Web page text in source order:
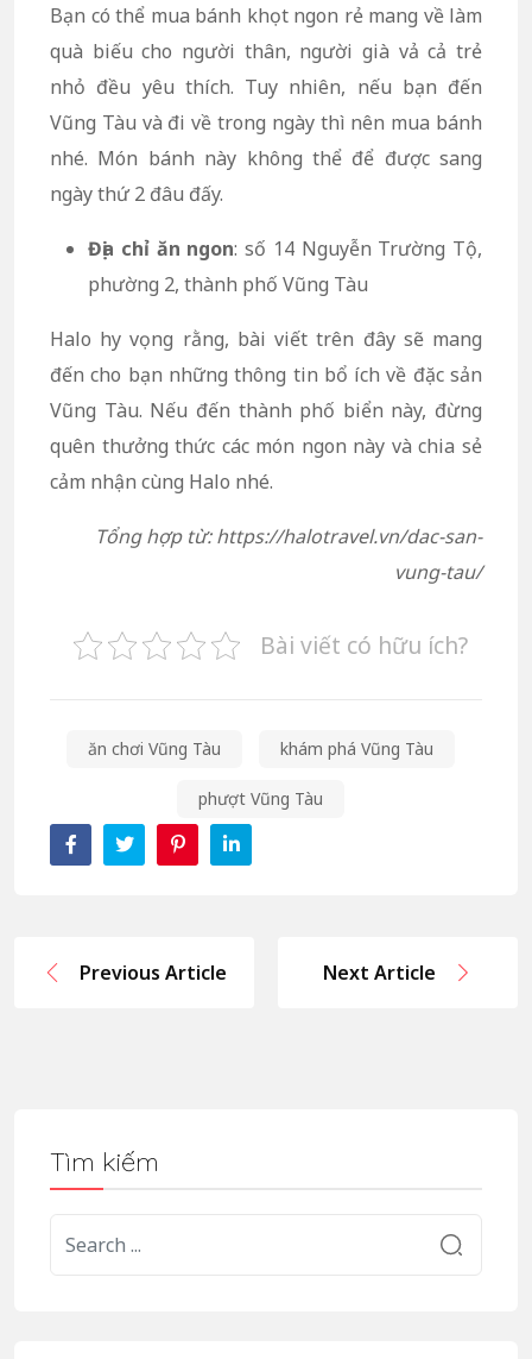
Bạn có thể mua bánh khọt ngon rẻ mang về làm
quà biếu cho người thân, người già vả cả trẻ
nhỏ đều yêu thích. Tuy nhiên, nếu bạn đến
Vũng Tàu và đi về trong ngày thì nên mua bánh
nhé. Món bánh này không thể để được sang
ngày thứ 2 đâu đấy.
Địa chỉ ăn ngon: số 14 Nguyễn Trường Tộ,
phường 2, thành phố Vũng Tàu
Halo hy vọng rằng, bài viết trên đây sẽ mang
đến cho bạn những thông tin bổ ích về đặc sản
Vũng Tàu. Nếu đến thành phố biển này, đừng
quên thưởng thức các món ngon này và chia sẻ
cảm nhận cùng Halo nhé.
Tổng hợp từ: https://halotravel.vn/dac-san-
vung-tau/
Bài viết có hữu ích?
ăn chơi Vũng Tàu khám phá Vũng Tàu
phượt Vũng Tàu
Previous Article Next Article
Tìm kiếm